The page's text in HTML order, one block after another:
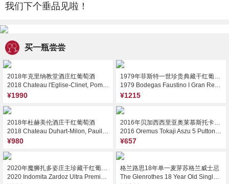
我们下个垂品见啦！
买一瓶尝尝
2018年克里纳教堂酒庄红葡萄酒
2018 Chateau l'Eglise-Clinet, Pomerol, France
¥1990
1979年菲斯特一世珍贵典藏干红葡萄酒
1979 Bodegas Faustino I Gran Reserva, Rioja, Spain
¥1215
2018年杜赫美伦酒庄干红葡萄酒
¥980 ¥657
2020 Indomita Zardoz Ultra Premium Cabernet Sauvignon, Maipo Valley, Chile
格兰路思18年单一麦芽苏格兰威士忌
The Glenrothes 18 Year Old Single Malt Scotch Whisky, Speyside, UK